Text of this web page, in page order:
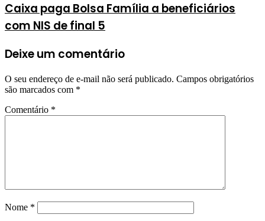
Caixa paga Bolsa Família a beneficiários
com NIS de final 5
Deixe um comentário
O seu endereço de e-mail não será publicado. Campos obrigatórios
são marcados com *
Comentário *
Nome *